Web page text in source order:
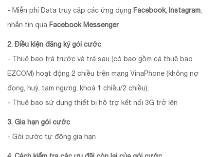
- Miễn phí Data truy cập các ứng dụng Facebook, Instagram
nhắn tin qua Facebook Messenger
2. Điều kiện đăng ký gói cước
- Thuê bao trả trước và trả sau (có bao gồm cả thuê bao
EZCOM) hoạt động 2 chiều trên mạng VinaPhone (không nợ
đọng, huỷ, tạm ngưng, khoá 1 chiều/2 chiều);
- Thuê bao sử dụng thiết bị hỗ trợ kết nối 3G trở lên
3. Gia hạn gói cước
- Gói cước tự động gia hạn